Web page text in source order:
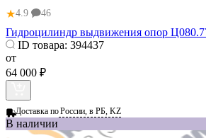
★4.9 46
Гидроцилиндр выдвижения опор
ID товара: 394437
от
64 000 ₽
Доставка поРоссии, в РБ, KZ
В наличии